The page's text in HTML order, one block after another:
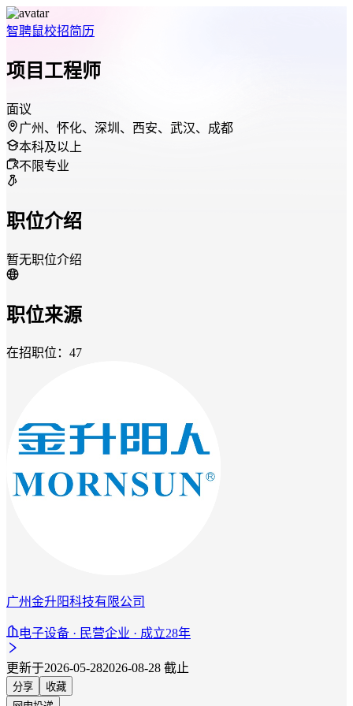
智聘鼠校招简历
项目工程师
面议
广州、怀化、深圳、西安、武汉、成都
本科及以上
不限专业
职位介绍
暂无职位介绍
职位来源
在招职位：47
广州金升阳科技有限公司
电子设备 · 民营企业 · 成立28年
更新于2026-05-282026-08-28 截止
分享
收藏